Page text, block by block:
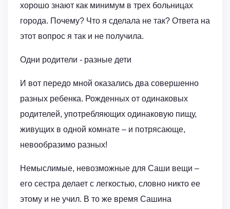
хорошо знают как минимум в трех больницах
города. Почему? Что я сделала не так? Ответа на
этот вопрос я так и не получила.
Одни родители - разные дети
И вот передо мной оказались два совершенно
разных ребенка. Рожденных от одинаковых
родителей, употребляющих одинаковую пищу,
живущих в одной комнате – и потрясающе,
невообразимо разных!
Немыслимые, невозможные для Саши вещи –
его сестра делает с легкостью, словно никто ее
этому и не учил. В то же время Сашина